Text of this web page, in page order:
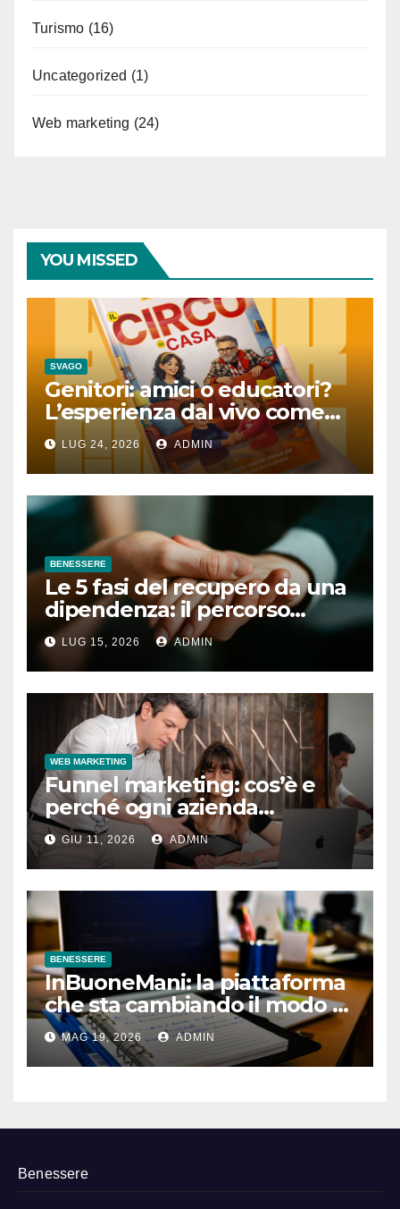
Turismo (16)
Uncategorized (1)
Web marketing (24)
YOU MISSED
SVAGO
Genitori: amici o educatori?
L’esperienza dal vivo come
lezione quotidiana
LUG 24, 2026 ADMIN
BENESSERE
Le 5 fasi del recupero da una
dipendenza: il percorso
completo
LUG 15, 2026 ADMIN
WEB MARKETING
Funnel marketing: cos’è e
perché ogni azienda
dovrebbe implementarlo
GIU 11, 2026 ADMIN
BENESSERE
InBuoneMani: la piattaforma
che sta cambiando il modo di
prenotare osteopati e
fisioterapisti
MAG 19, 2026 ADMIN
Benessere